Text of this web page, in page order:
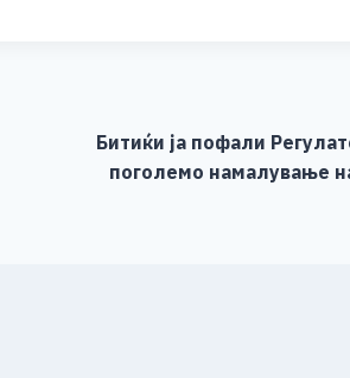
Битиќи ја пофали
поголемо намалување